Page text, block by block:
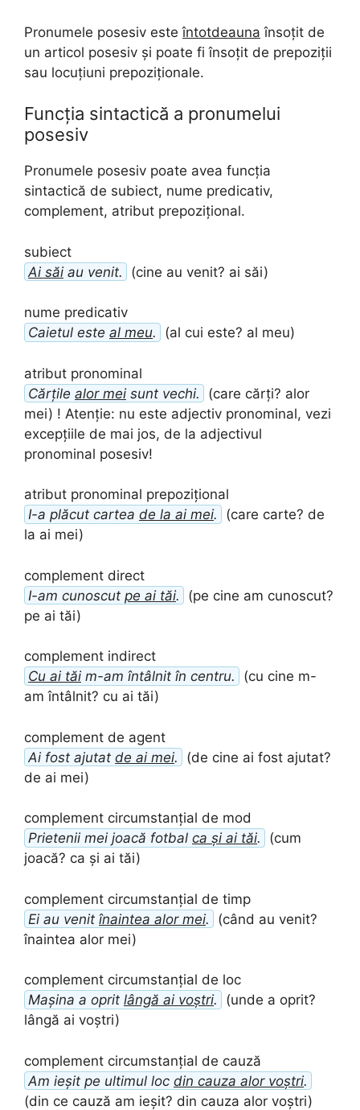
Pronumele posesiv esteîntotdeauna însoțit de
un articol posesiv și poate fi însoțit de prepoziții
sau locuțiuni prepoziționale.
Funcția sintactică a pronumelui
posesiv
Pronumele posesiv poate avea funcția
sintactică de subiect, nume predicativ,
complement, atribut prepozițional.
subiect
Ai săi au venit. (cine au venit? ai săi)
nume predicativ
Caietul este al meu. (al cui este? al meu)
atribut pronominal
Cărțile alor mei sunt vechi.
(care cărți? alor
mei) ! Atenție: nu este adjectiv pronominal, vezi
excepțiile de mai jos, de la adjectivul
pronominal posesiv!
atribut pronominal prepozițional
I-a plăcut cartea de la ai mei.
(care carte? de
la ai mei)
complement direct
I-am cunoscut pe ai tăi.
(pe cine am cunoscut?
pe ai tăi)
complement indirect
Cu ai tăi m-am întâlnit în centru.
(cu cine m-
am întâlnit? cu ai tăi)
complement de agent
Ai fost ajutat de ai mei.
(de cine ai fost ajutat?
de ai mei)
complement circumstanțial de mod
Prietenii mei joacă fotbal ca și ai tăi.
(cum
joacă? ca și ai tăi)
complement circumstanțial de timp
Ei au venit înaintea alor mei.
(când au venit?
înaintea alor mei)
complement circumstanțial de loc
Mașina a oprit lângă ai voștri.
(unde a oprit?
lângă ai voștri)
complement circumstanțial de cauză
Am ieșit pe ultimul loc din cauza alor voștri.
(din ce cauză am ieșit? din cauza alor voștri)